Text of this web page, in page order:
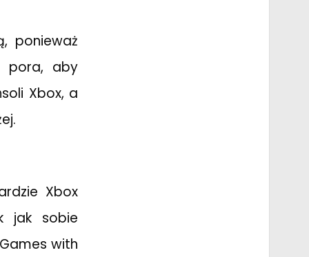
ponieważ
pora, aby
Xbox, a
Xbox
jak sobie
with